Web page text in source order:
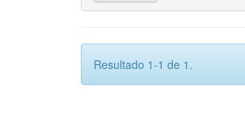
Resultado 1-1 de 1.